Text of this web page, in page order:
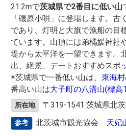
21.2mで茨城県で2番目に低い山
「磯原小唄」に登場します。
であり、灯明と大旗で漁船の目
ています。山頂には弟橘媛神社
堤から太平洋を一望できます。
出、絶景、デートおすすめスポ
※茨城県で一番低い山は、 東海
番高い山は大子町の八溝山(標高
所在地 〒319-1541 茨城県北
参考 北茨城市観光協会 天妃